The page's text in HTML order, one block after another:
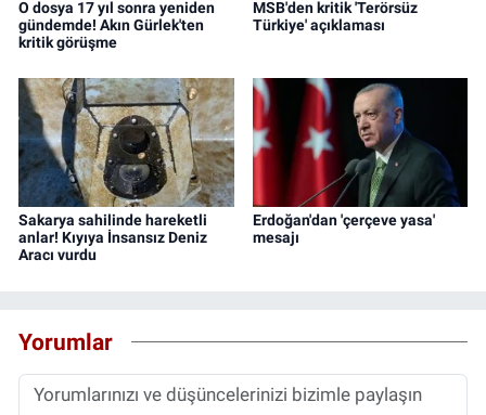
O dosya 17 yıl sonra yeniden
gündemde! Akın Gürlek'ten
kritik görüşme
MSB'den kritik 'Terörsüz
Türkiye' açıklaması
Sakarya sahilinde hareketli
anlar! Kıyıya İnsansız Deniz
Aracı vurdu
Erdoğan'dan 'çerçeve yasa'
mesajı
Yorumlar